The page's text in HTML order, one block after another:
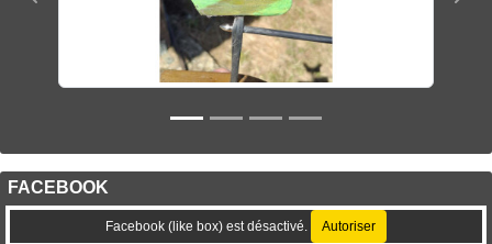
FACEBOOK
Facebook (like box) est désactivé. Autoriser